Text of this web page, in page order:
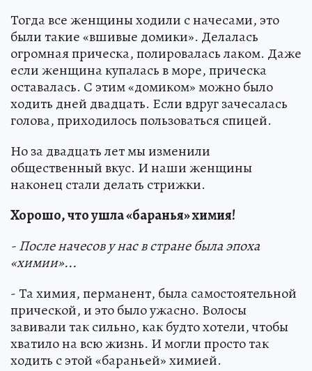
Тогда все женщины ходили с начесами, это
были такие «вшивые домики». Делалась
огромная прическа, полировалась лаком. Даже
если женщина купалась в море, прическа
оставалась. С этим «домиком» можно было
ходить дней двадцать. Если вдруг зачесалась
голова, приходилось пользоваться спицей.
Но за двадцать лет мы изменили
общественный вкус. И наши женщины
наконец стали делать стрижки.
Хорошо, что ушла «баранья» химия!
- После начесов у нас в стране была эпоха
«химии»...
- Та химия, перманент, была самостоятельной
прической, и это было ужасно. Волосы
завивали так сильно, как будто хотели, чтобы
хватило на всю жизнь. И могли просто так
ходить с этой «бараньей» химией.